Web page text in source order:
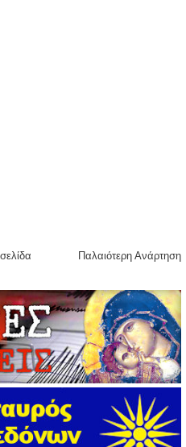
Παλαιότερη Ανάρτηση